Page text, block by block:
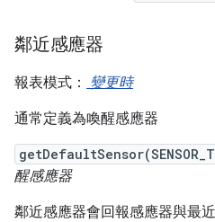
鄰近感應器
報表模式：
變更時
通常定義為喚醒感應器
醒感應器
鄰近感應器會回報感應器與最